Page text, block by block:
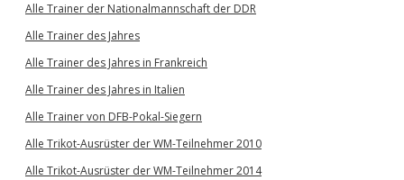
Alle Trainer der Nationalmannschaft der DDR
Alle Trainer des Jahres
Alle Trainer des Jahres in Frankreich
Alle Trainer des Jahres in Italien
Alle Trainer von DFB-Pokal-Siegern
Alle Trikot-Ausrüster der WM-Teilnehmer 2010
Alle Trikot-Ausrüster der WM-Teilnehmer 2014